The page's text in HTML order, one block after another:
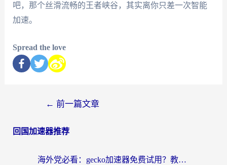
吧，那个丝滑流畅的王者峡谷，其实离你只差一次智能
加速。
Spread the love
← 前一篇文章
回国加速器推荐
海外党必看：gecko加速器免费试用？教你选对回国加速器，无缝刷国内剧玩游戏